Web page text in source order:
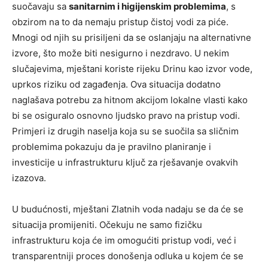
suočavaju sa sanitarnim i higijenskim problemima, s
obzirom na to da nemaju pristup čistoj vodi za piće.
Mnogi od njih su prisiljeni da se oslanjaju na alternativne
izvore, što može biti nesigurno i nezdravo. U nekim
slučajevima, mještani koriste rijeku Drinu kao izvor vode,
uprkos riziku od zagađenja. Ova situacija dodatno
naglašava potrebu za hitnom akcijom lokalne vlasti kako
bi se osiguralo osnovno ljudsko pravo na pristup vodi.
Primjeri iz drugih naselja koja su se suočila sa sličnim
problemima pokazuju da je pravilno planiranje i
investicije u infrastrukturu ključ za rješavanje ovakvih
izazova.
U budućnosti, mještani Zlatnih voda nadaju se da će se
situacija promijeniti. Očekuju ne samo fizičku
infrastrukturu koja će im omogućiti pristup vodi, već i
transparentniji proces donošenja odluka u kojem će se